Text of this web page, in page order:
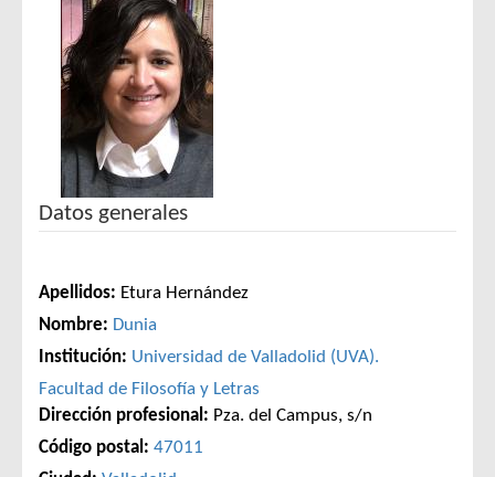
Datos generales
Apellidos: Etura Hernández
Nombre: Dunia
Institución: Universidad de Valladolid (UVA).
Facultad de Filosofía y Letras
Dirección profesional: Pza. del Campus, s/n
Código postal: 47011